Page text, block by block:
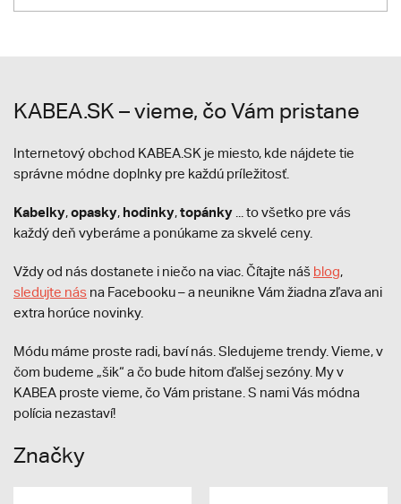
KABEA.SK – vieme, čo Vám pristane
Internetový obchod KABEA.SK je miesto, kde nájdete tie
správne módne doplnky pre každú príležitosť.
Kabelky,opasky, hodinky,topánky ... to všetko pre vás
každý deň vyberáme a ponúkame za skvelé ceny.
Vždy od nás dostanete i niečo na viac. Čítajte náš blog,
sledujte nás na Facebooku – a neunikne Vám žiadna zľava ani
extra horúce novinky.
Módu máme proste radi, baví nás. Sledujeme trendy. Vieme, v
čom budeme „šik“ a čo bude hitom ďalšej sezóny. My v
KABEA proste vieme, čo Vám pristane. S nami Vás módna
polícia nezastaví!
Značky